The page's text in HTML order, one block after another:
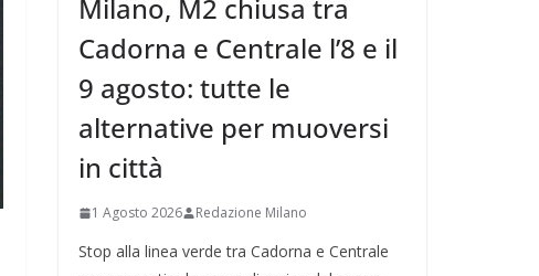
Milano, M2 chiusa tra
Cadorna e Centrale l’8 e il
9 agosto: tutte le
alternative per muoversi
in città
1 Agosto 2026 Redazione Milano
Stop alla linea verde tra Cadorna e Centrale